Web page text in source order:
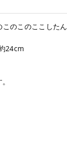
このこのここした
24cm